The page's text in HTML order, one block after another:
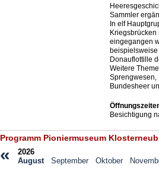
Sammler
In elf
eingegangen
Donauflottille
Weitere
Sprengwesen,
Bundesheer
Besichtigung
Programm Pioniermuseum
«
2026
August
September Oktober